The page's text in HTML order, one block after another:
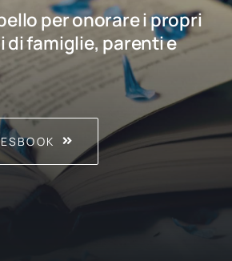
per onorare i propri
di famiglie, parenti e